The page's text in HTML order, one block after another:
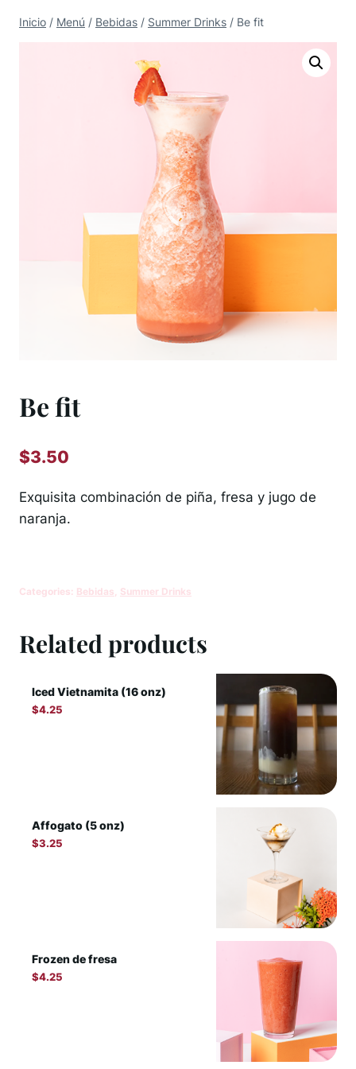
Inicio / Menú / Bebidas / Summer Drinks / Be fit
Be fit
$3.50
Exquisita combinación de piña, fresa y jugo de
naranja.
Categories: Bebidas Summer Drinks
Related products
Iced Vietnamita (16 onz)
$4.25
Affogato (5 onz)
$3.25
Frozen de fresa
$4.25